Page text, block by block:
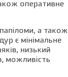
оперативне
а також
є мінімальне
низький
можливість